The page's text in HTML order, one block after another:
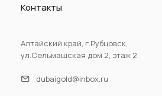
Контакты
Алтайский край, г.Рубцовск,
ул.Сельмашская дом 2, этаж 2
dubaigold@inbox.ru